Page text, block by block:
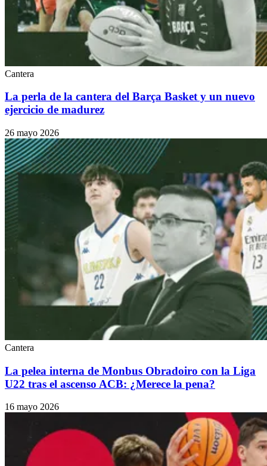
Cantera
La perla de la cantera del Barça Basket y un nuevo
ejercicio de madurez
26 mayo 2026
Cantera
La pelea interna de Monbus Obradoiro con la Liga
U22 tras el ascenso ACB: ¿Merece la pena?
16 mayo 2026